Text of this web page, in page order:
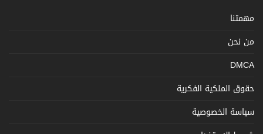
مهمتنا
من نحن
DMCA
حقوق الملكية الفكرية
سياسة الخصوصية